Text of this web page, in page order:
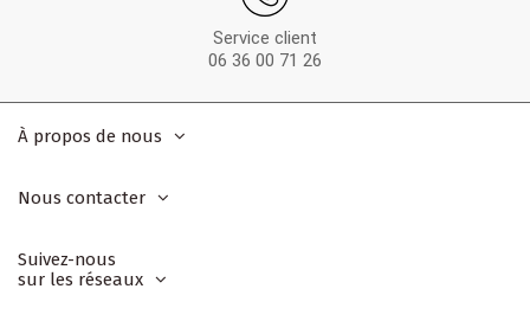
Service client
06 36 00 71 26
À propos de nous
Nous contacter
Suivez-nous
sur les réseaux